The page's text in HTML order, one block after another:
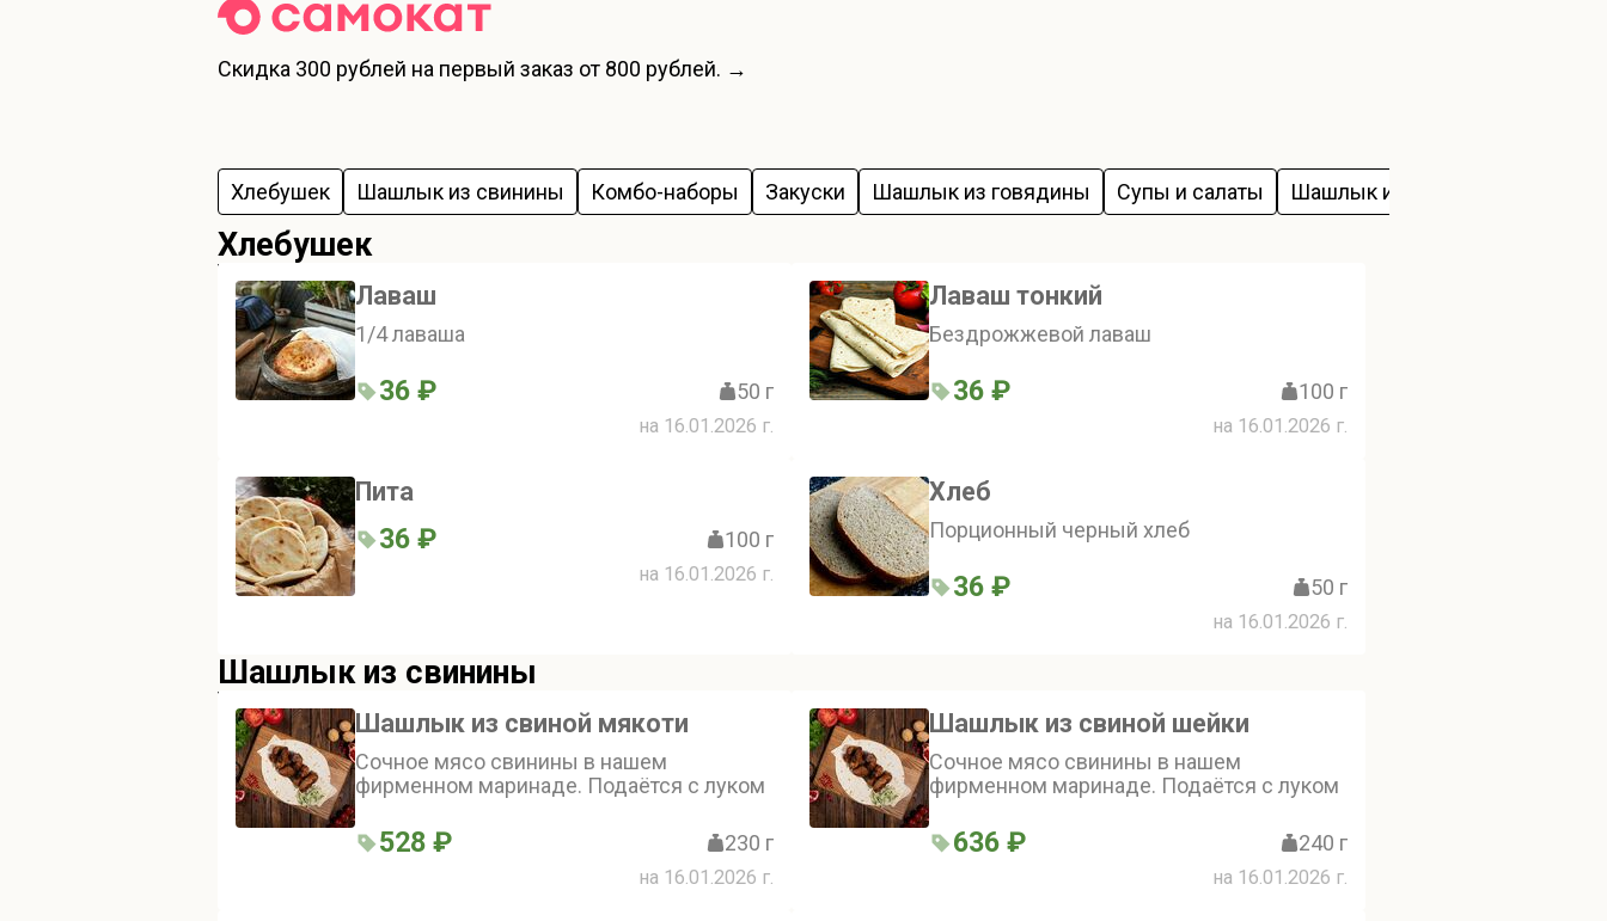
Скидка 300 рублей на первый заказ от 800 рублей. →
Хлебушек Шашлык из свинины Комбо-наборы Закуски Шашлык из говядины Супы и салаты Шашлык из баранины
Хлебушек
Лаваш
1/4 лаваша
36 ₽ 50 г
на 16.01.2026 г.
Лаваш тонкий
Бездрожжевой лаваш
36 ₽ 100 г
на 16.01.2026 г.
Пита
36 ₽ 100 г
на 16.01.2026 г.
Хлеб
Порционный черный хлеб
36 ₽ 50 г
на 16.01.2026 г.
Шашлык из свинины
Шашлык из свиной мякоти
Сочное мясо свинины в нашем
фирменном маринаде. Подаётся с луком
528 ₽ 230 г
на 16.01.2026 г.
Шашлык из свиной шейки
Сочное мясо свинины в нашем
фирменном маринаде. Подаётся с луком
636 ₽ 240 г
на 16.01.2026 г.